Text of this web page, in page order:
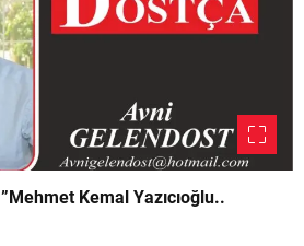
“HER KENT’E LAZIM.. ”Mehmet Kemal Yazıcıoğlu..